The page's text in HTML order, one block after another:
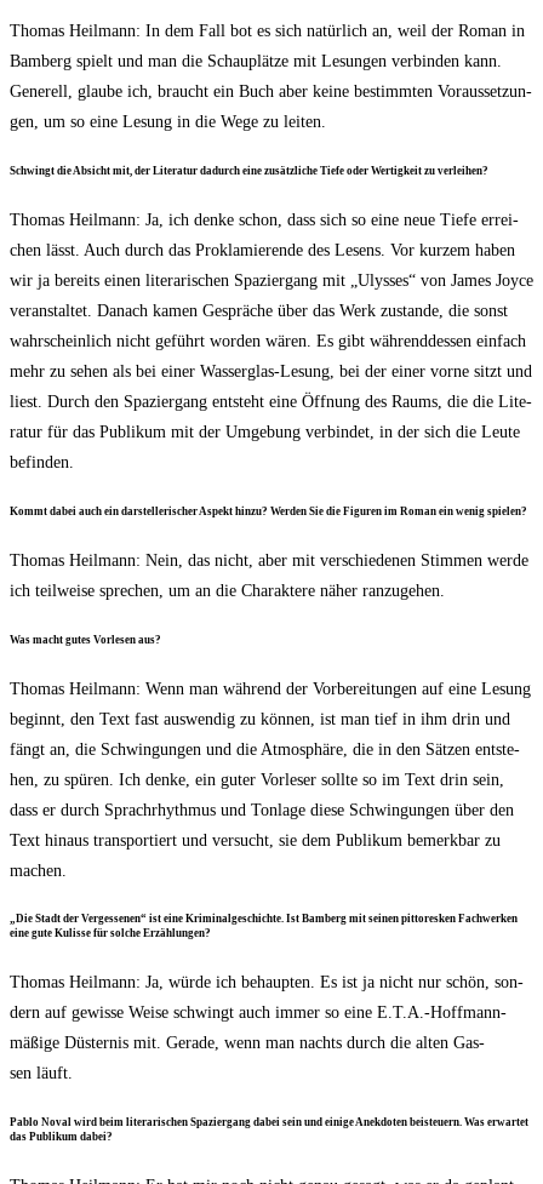
Tho­mas Heil­mann: In dem Fall bot es sich natür­lich an, weil der Roman in
Bam­berg spielt und man die Schau­plät­ze mit Lesun­gen ver­bin­den kann.
Gene­rell, glau­be ich, braucht ein Buch aber kei­ne bestimm­ten Vor­aus­set­zun­
gen, um so eine Lesung in die Wege zu leiten.
Schwingt die Absicht mit, der Lite­ra­tur dadurch eine zusätz­li­che Tie­fe oder Wer­tig­keit zu verleihen?
Tho­mas Heil­mann: Ja, ich den­ke schon, dass sich so eine neue Tie­fe errei­
chen lässt. Auch durch das Pro­kla­mie­ren­de des Lesens. Vor kur­zem haben
wir ja bereits einen lite­ra­ri­schen Spa­zier­gang mit „Ulys­ses“ von James Joy­ce
ver­an­stal­tet. Danach kamen Gesprä­che über das Werk zustan­de, die sonst
wahr­schein­lich nicht geführt wor­den wären. Es gibt wäh­rend­des­sen ein­fach
mehr zu sehen als bei einer Was­ser­glas-Lesung, bei der einer vor­ne sitzt und
liest. Durch den Spa­zier­gang ent­steht eine Öff­nung des Raums, die die Lite­
ra­tur für das Publi­kum mit der Umge­bung ver­bin­det, in der sich die Leu­te
befinden.
Kommt dabei auch ein dar­stel­le­ri­scher Aspekt hin­zu? Wer­den Sie die Figu­ren im Roman ein wenig spielen?
Tho­mas Heil­mann: Nein, das nicht, aber mit ver­schie­de­nen Stim­men wer­de
ich teil­wei­se spre­chen, um an die Cha­rak­te­re näher ranzugehen.
Was macht gutes Vor­le­sen aus?
Tho­mas Heil­mann: Wenn man wäh­rend der Vor­be­rei­tun­gen auf eine Lesung
beginnt, den Text fast aus­wen­dig zu kön­nen, ist man tief in ihm drin und
fängt an, die Schwin­gun­gen und die Atmo­sphä­re, die in den Sät­zen ent­ste­
hen, zu spü­ren. Ich den­ke, ein guter Vor­le­ser soll­te so im Text drin sein,
dass er durch Sprach­rhyth­mus und Ton­la­ge die­se Schwin­gun­gen über den
Text hin­aus trans­por­tiert und ver­sucht, sie dem Publi­kum bemerk­bar zu
machen.
„Die Stadt der Ver­ges­se­nen“ ist eine Kri­mi­nal­ge­schich­te. Ist Bam­berg mit sei­nen pit­to­res­ken Fach­wer­ken
eine gute Kulis­se für sol­che Erzählungen?
Tho­mas Heil­mann: Ja, wür­de ich behaup­ten. Es ist ja nicht nur schön, son­
dern auf gewis­se Wei­se schwingt auch immer so eine E.T.A.-Hoffmann-
mäßige Düs­ter­nis mit. Gera­de, wenn man nachts durch die alten Gas­
sen läuft.
Pablo Noval wird beim lite­ra­ri­schen Spa­zier­gang dabei sein und eini­ge Anek­do­ten bei­steu­ern. Was erwar­tet
das Publi­kum dabei?